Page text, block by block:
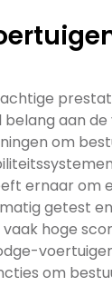
aan
om
ernaar om
getest
vaak hoge
om